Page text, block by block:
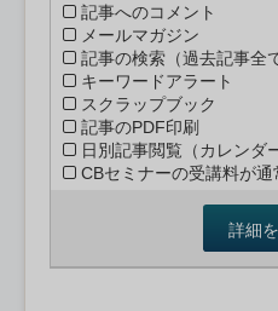
記事へのコメント
メールマガジン
記事の検索（過去記事全
キーワードアラート
スクラップブック
記事のPDF印刷
日別記事閲覧（カレンダ
CBセミナーの受講料が
詳細